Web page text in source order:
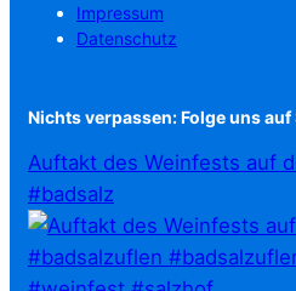
Impressum
Datenschutz
Nichts verpassen: Folge uns auf
Auftakt des Weinfests auf
#badsalz